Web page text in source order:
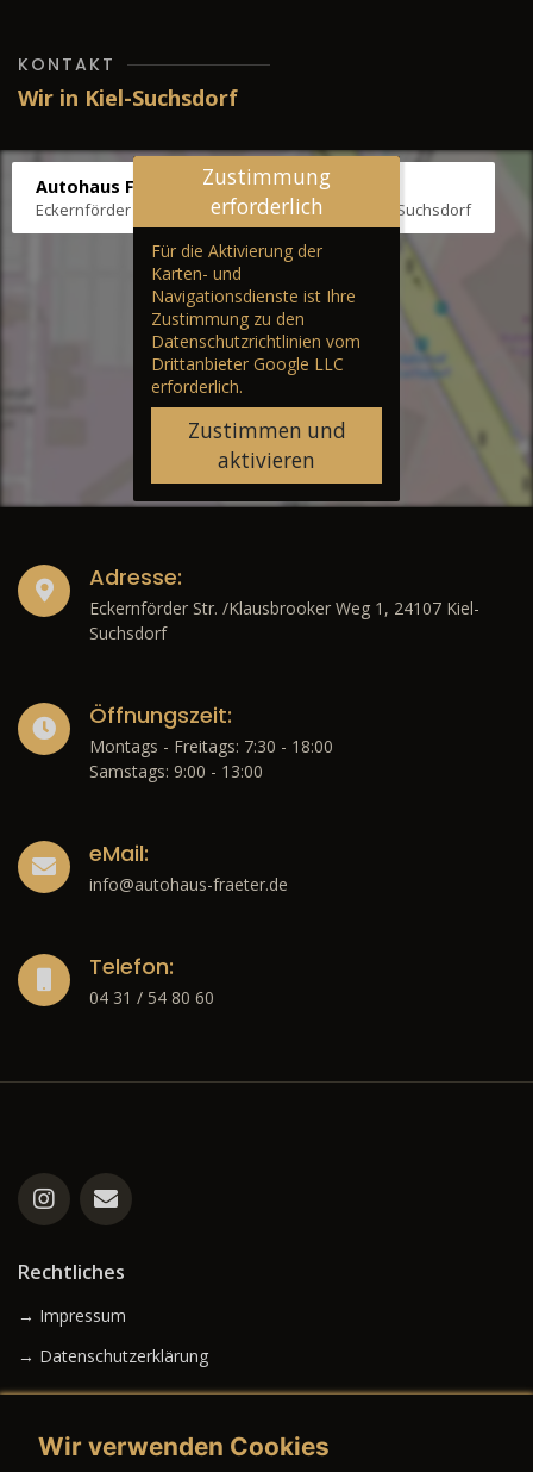
KONTAKT
Wir in Kiel-Suchsdorf
Autohaus Fräter
Eckernförder Str. /Klausbrooker Weg 1, 24107 Kiel-Suchsdorf
Zustimmung
erforderlich
Für die Aktivierung der
Karten- und
Navigationsdienste ist Ihre
Zustimmung zu den
Datenschutzrichtlinien vom
Drittanbieter Google LLC
erforderlich.
Zustimmen und
aktivieren
Adresse:
Eckernförder Str. /Klausbrooker Weg 1, 24107 Kiel-
Suchsdorf
Öffnungszeit:
Montags - Freitags: 7:30 - 18:00
Samstags: 9:00 - 13:00
eMail:
info@autohaus-fraeter.de
Telefon:
04 31 / 54 80 60
Rechtliches
→ Impressum
→ Datenschutzerklärung
Wir verwenden Cookies